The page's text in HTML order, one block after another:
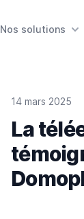
Nos solutions
14 mars 2025
La